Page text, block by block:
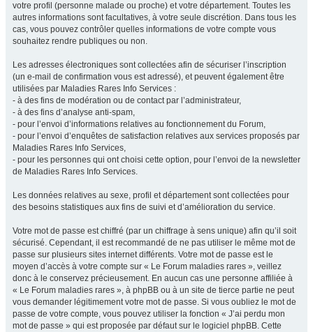
votre profil (personne malade ou proche) et votre département. Toutes les
autres informations sont facultatives, à votre seule discrétion. Dans tous les
cas, vous pouvez contrôler quelles informations de votre compte vous
souhaitez rendre publiques ou non.
Les adresses électroniques sont collectées afin de sécuriser l’inscription
(un e-mail de confirmation vous est adressé), et peuvent également être
utilisées par Maladies Rares Info Services :
- à des fins de modération ou de contact par l’administrateur,
- à des fins d’analyse anti-spam,
- pour l’envoi d’informations relatives au fonctionnement du Forum,
- pour l’envoi d’enquêtes de satisfaction relatives aux services proposés par
Maladies Rares Info Services,
- pour les personnes qui ont choisi cette option, pour l’envoi de la newsletter
de Maladies Rares Info Services.
Les données relatives au sexe, profil et département sont collectées pour
des besoins statistiques aux fins de suivi et d’amélioration du service.
Votre mot de passe est chiffré (par un chiffrage à sens unique) afin qu’il soit
sécurisé. Cependant, il est recommandé de ne pas utiliser le même mot de
passe sur plusieurs sites internet différents. Votre mot de passe est le
moyen d’accès à votre compte sur « Le Forum maladies rares », veillez
donc à le conservez précieusement. En aucun cas une personne affiliée à
« Le Forum maladies rares », à phpBB ou à un site de tierce partie ne peut
vous demander légitimement votre mot de passe. Si vous oubliez le mot de
passe de votre compte, vous pouvez utiliser la fonction « J’ai perdu mon
mot de passe » qui est proposée par défaut sur le logiciel phpBB. Cette